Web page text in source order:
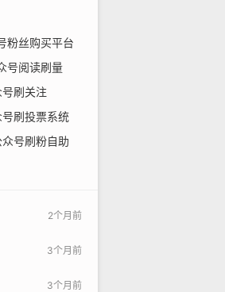
粉丝购买平台
号阅读刷量
号刷关注
刷投票系统
众号刷粉自助
2个月前
3个月前
3个月前